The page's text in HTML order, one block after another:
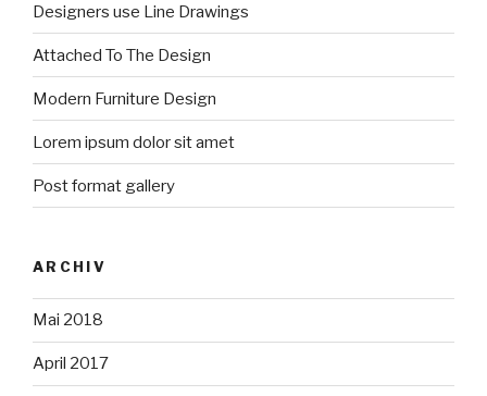
Designers use Line Drawings
Attached To The Design
Modern Furniture Design
Lorem ipsum dolor sit amet
Post format gallery
ARCHIV
Mai 2018
April 2017